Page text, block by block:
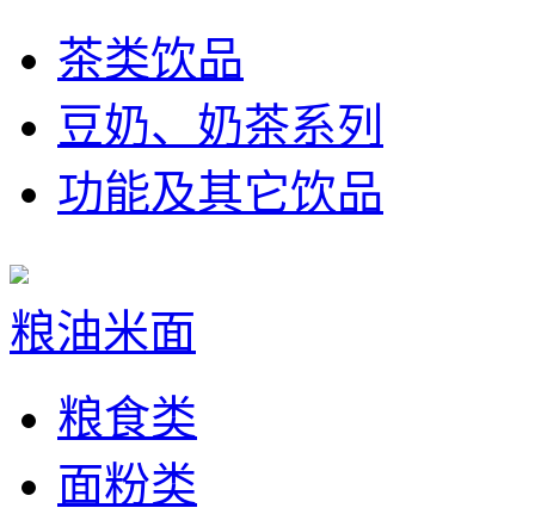
茶类饮品
豆奶、奶茶系列
功能及其它饮品
粮油米面
粮食类
面粉类